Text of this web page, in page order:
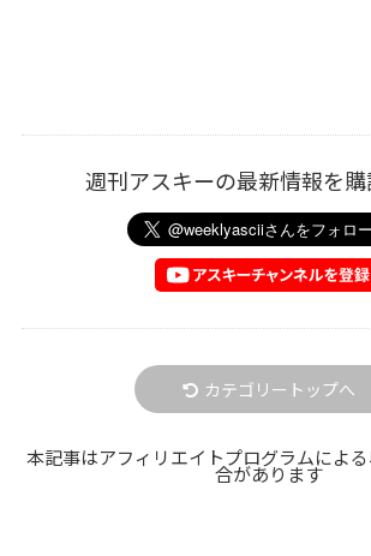
週刊アスキーの最新情報を購
カテゴリートップへ
本記事はアフィリエイトプログラムによ
合があります